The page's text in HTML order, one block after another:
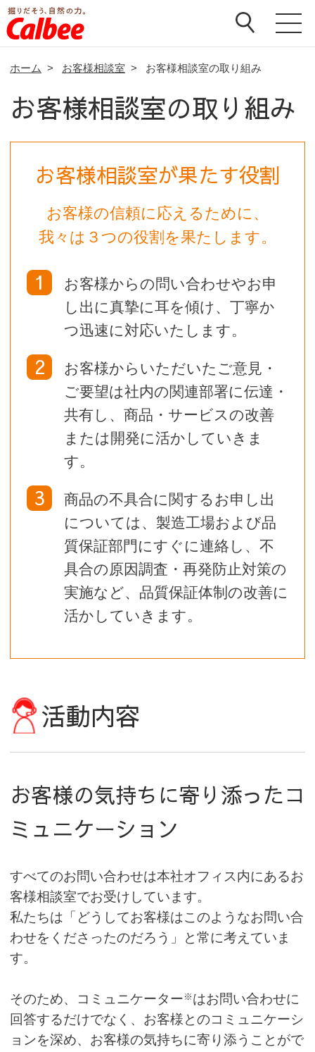
ホーム > お客様相談室 > お客様相談室の取り組み
お客様相談室の取り組み
お客様相談室が果たす役割
お客様の信頼に応えるために、
我々は３つの役割を果たします。
1
お客様からの問い合わせやお申
し出に真摯に耳を傾け、丁寧か
つ迅速に対応いたします。
2
お客様からいただいたご意見・
ご要望は社内の関連部署に伝達・
共有し、 商品・サービスの改善
または開発に活かしていきま
す。
3
商品の不具合に関するお申し出
については、製造工場および品
質保証部門にすぐに連絡し、 不
具合の原因調査・再発防止対策の
実施など、品質保証体制の改善に
活かしていきます。
活動内容
お客様の気持ちに寄り添ったコ
ミュニケーション
すべてのお問い合わせは本社オフィス内にあるお
客様相談室でお受けしています。
私たちは「どうしてお客様はこのようなお問い合
わせをくださったのだろう」と常に考えていま
す。
そのため、コミュニケーター ※ はお問い合わせに
回答するだけでなく、お客様とのコミュニケーシ
ョンを深め、お客様の気持ちに寄り添うことがで